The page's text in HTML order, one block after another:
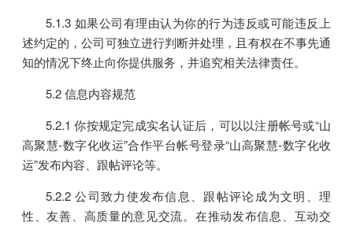
5.1.3 如果公司有理由认为你的行为违反或可能违反上
述约定的，公司可独立进行判断并处理，且有权在不事先通
知的情况下终止向你提供服务，并追究相关法律责任。
5.2 信息内容规范
5.2.1 你按规定完成实名认证后，可以以注册帐号或“山
高聚慧-数字化收运”合作平台帐号登录“山高聚慧-数字化收
运”发布内容、跟帖评论等。
5.2.2 公司致力使发布信息、跟帖评论成为文明、理
性、友善、高质量的意见交流。在推动发布信息、互动交